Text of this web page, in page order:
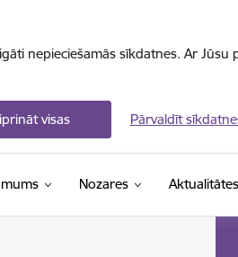
nepieciešamās sīkdatnes. Ar
visas Pārvaldīt
Nozares Aktualitātes